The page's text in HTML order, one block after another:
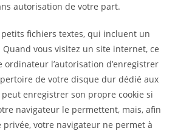
autorisation de votre part.
petits fichiers textes, qui incluent un
vous visitez un site internet, ce
ordinateur l’autorisation d’enregistrer
de votre disque dur dédié aux
peut enregistrer son propre cookie si
navigateur le permettent, mais, afin
votre navigateur ne permet à